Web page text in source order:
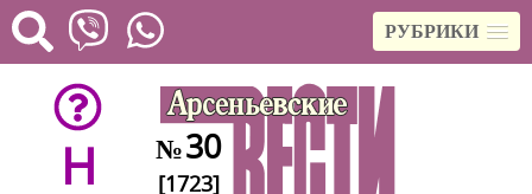
РУБРИКИ
H №30
[1723]